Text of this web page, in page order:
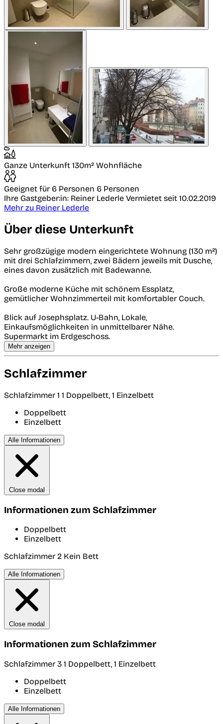
Ganze Unterkunft 130m² Wohnfläche
Geeignet für 6 Personen 6 Personen
Ihre Gastgeber:in: Reiner Lederle Vermietet seit 10.02.2019
Mehr zu Reiner Lederle
Über diese Unterkunft
Sehr großzügige modern eingerichtete Wohnung (130 m²)
mit drei Schlafzimmern, zwei Bädern jeweils mit Dusche,
eines davon zusätzlich mit Badewanne.
Große moderne Küche mit schönem Essplatz,
gemütlicher Wohnzimmerteil mit komfortabler Couch.
Blick auf Josephsplatz. U-Bahn, Lokale,
Einkaufsmöglichkeiten in unmittelbarer Nähe.
Supermarkt im Erdgeschoss.
Mehr anzeigen
Schlafzimmer
Schlafzimmer 1 1 Doppelbett, 1 Einzelbett
Doppelbett
Einzelbett
Alle Informationen
Close modal
Informationen zum Schlafzimmer
Doppelbett
Einzelbett
Schlafzimmer 2 Kein Bett
Alle Informationen
Close modal
Informationen zum Schlafzimmer
Schlafzimmer 3 1 Doppelbett, 1 Einzelbett
Doppelbett
Einzelbett
Alle Informationen